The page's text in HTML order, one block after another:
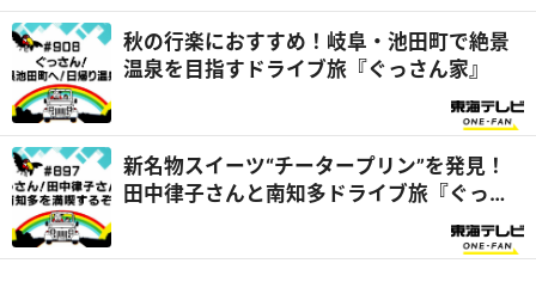
秋の行楽におすすめ！岐阜・池田町で絶景
温泉を目指すドライブ旅『ぐっさん家』
新名物スイーツ“チータープリン”を発見！
田中律子さんと南知多ドライブ旅『ぐっさ